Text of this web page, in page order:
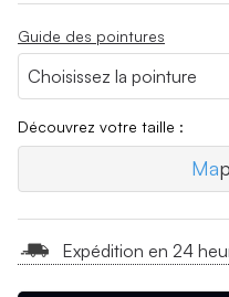
Guide des pointures
Découvrez votre taille :
Ma
Expédition en 24